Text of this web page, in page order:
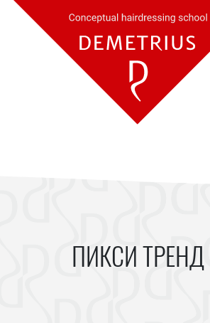
ПИКСИ ТРЕНД